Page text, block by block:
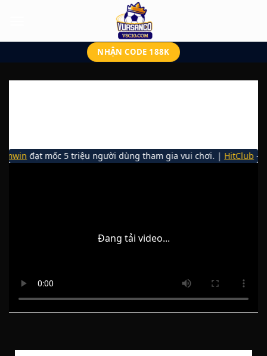
NHẬN CODE 188K
đạt mốc 5 triệu người dùng tham gia vui chơi. | HitClub-
Đang tải video...